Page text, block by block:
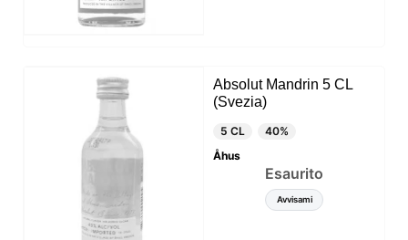
Absolut Mandrin 5 CL
(Svezia)
5 CL
40%
Åhus
Esaurito
Avvisami